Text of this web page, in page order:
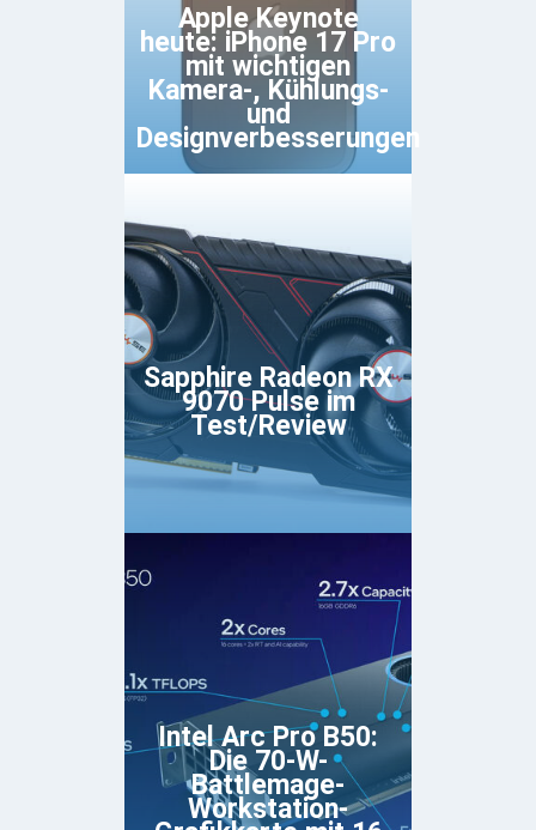
Apple Keynote
heute: iPhone 17 Pro
mit wichtigen
Kamera-, Kühlungs-
und
Designverbesserungen
Sapphire Radeon RX
9070 Pulse im
Test/Review
Intel Arc Pro B50:
Die 70-W-
Battlemage-
Workstation-